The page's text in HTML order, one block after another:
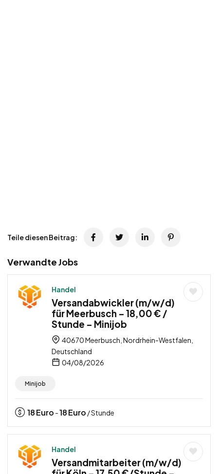
Teile diesen Beitrag:
Verwandte Jobs
Handel
Versandabwickler (m/w/d)
für Meerbusch – 18,00 € /
Stunde – Minijob
40670 Meerbusch, Nordrhein-Westfalen,
Deutschland
04/08/2026
Minijob
18Euro -18Euro / Stunde
Handel
Versandmitarbeiter (m/w/d)